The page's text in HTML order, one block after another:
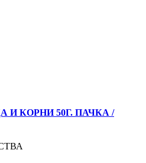
КОРНИ 50Г. ПАЧКА /